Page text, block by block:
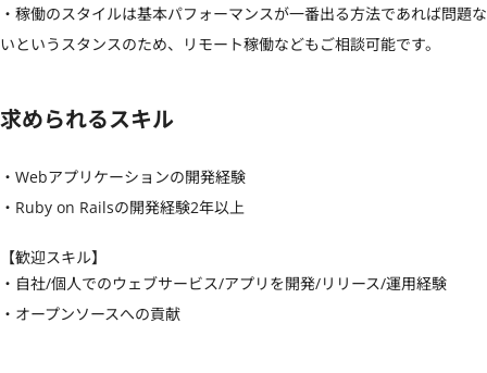
・稼働のスタイルは基本パフォーマンスが一番出る方法であれば問題な
いというスタンスのため、リモート稼働などもご相談可能です。
求められるスキル
・Webアプリケーションの開発経験
・Ruby on Railsの開発経験2年以上
【歓迎スキル】
・自社/個人でのウェブサービス/アプリを開発/リリース/運用経験
・オープンソースへの貢献